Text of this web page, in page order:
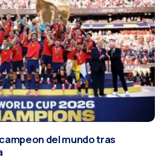
del mundo tras